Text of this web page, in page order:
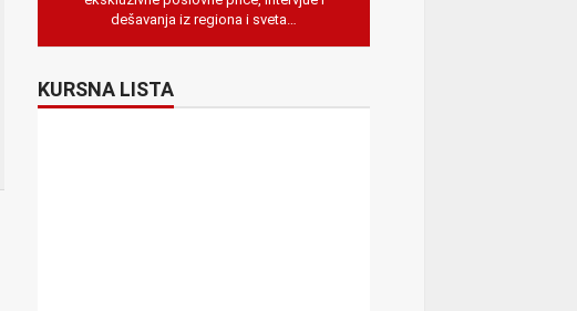
dešavanja iz regiona i sveta…
KURSNA LISTA